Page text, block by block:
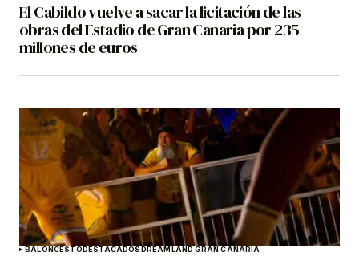
El Cabildo vuelve a sacar la licitación de las
obras del Estadio de Gran Canaria por 235
millones de euros
BALONCESTODESTACADOSDREAMLAND GRAN CANARIA